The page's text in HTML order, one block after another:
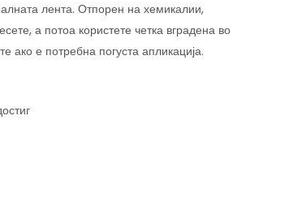
лента. Отпорен на хемикалии,
а потоа користете четка вградена во
ако е потребна погуста апликација.